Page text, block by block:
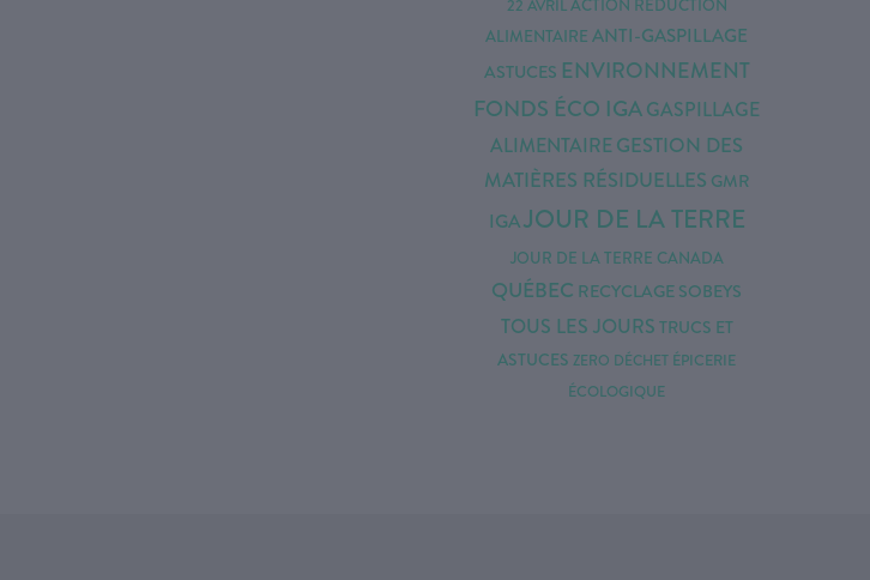
22 AVRILACTION RÉDUCTION
ALIMENTAIRE ANTI-GASPILLAGE
ASTUCES ENVIRONNEMENT
FONDS ÉCO IGAGASPILLAGE
ALIMENTAIREGESTION DES
MATIÈRES RÉSIDUELLES GMR
IGAJOUR DE LA TERRE
JOUR DE LA TERRE CANADA
QUÉBEC RECYCLAGESOBEYS
TOUS LES JOURS TRUCS ET
ASTUCES ZERO DÉCHET ÉPICERIE
ÉCOLOGIQUE